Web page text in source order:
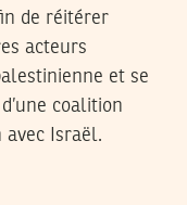
de réitérer
acteurs
et se
coalition
avec Israël.